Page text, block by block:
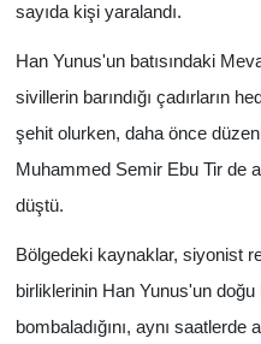
sayıda kişi yaralandı.
Han Yunus'un batısındaki
sivillerin barındığı çadırların
şehit olurken, daha önce
Muhammed Semir Ebu Tir de
düştü.
Bölgedeki kaynaklar, siyonist
birliklerinin Han Yunus'un
bombaladığını, aynı